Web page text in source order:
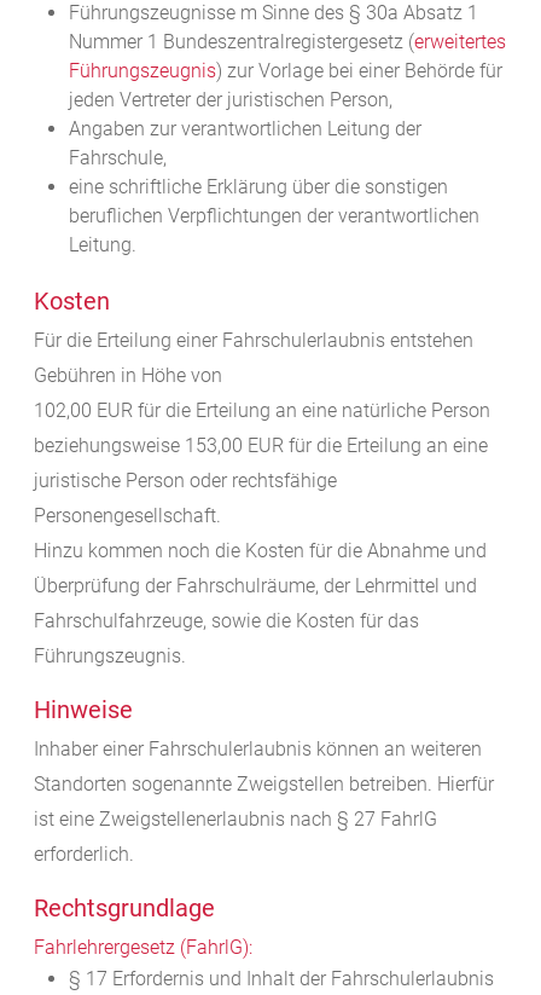
Führungszeugnisse m Sinne des § 30a Absatz 1
Nummer 1 Bundeszentralregistergesetz (erweitertes
Führungszeugnis) zur Vorlage bei einer Behördefür
jeden Vertreter der juristischen Person,
Angaben zur verantwortlichen Leitung der
Fahrschule,
eine schriftliche Erklärung über die sonstigen
beruflichen Verpflichtungen der verantwortlichen
Leitung.
Kosten
Für die Erteilung einer Fahrschulerlaubnis entstehen
Gebühren in Höhe von
102,00 EUR für die Erteilung an eine natürliche Person
beziehungsweise 153,00 EUR für die Erteilung an eine
juristische Person oder rechtsfähige
Personengesellschaft.
Hinzu kommen noch die Kosten für die Abnahme und
Überprüfung der Fahrschulräume, der Lehrmittel und
Fahrschulfahrzeuge, sowie die Kosten für das
Führungszeugnis.
Hinweise
Inhaber einer Fahrschulerlaubnis können an weiteren
Standorten sogenannte Zweigstellen betreiben. Hierfür
ist eine Zweigstellenerlaubnis nach § 27 FahrlG
erforderlich.
Rechtsgrundlage
Fahrlehrergesetz (FahrlG):
§ 17 Erfordernis und Inhalt der Fahrschulerlaubnis